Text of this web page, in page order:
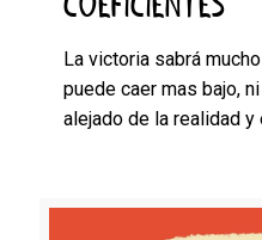
La victoria sabrá
puede caer mas bajo,
alejado de la realidad